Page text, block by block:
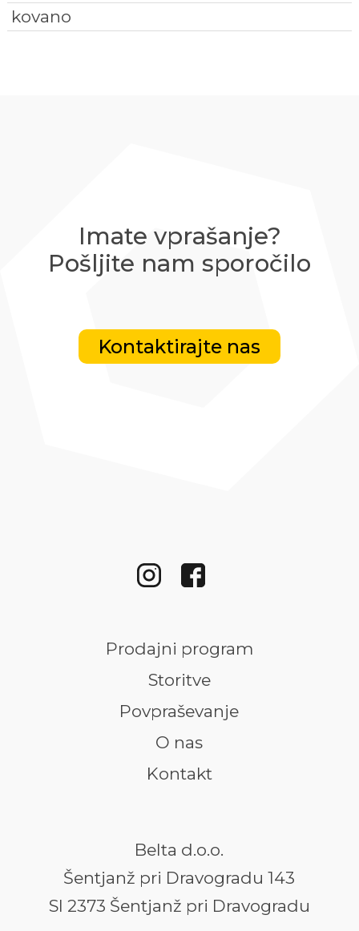
kovano
Imate vprašanje?
Pošljite nam sporočilo
Kontaktirajte nas
Prodajni program
Storitve
Povpraševanje
O nas
Kontakt
Belta d.o.o.
Šentjanž pri Dravogradu 143
SI 2373 Šentjanž pri Dravogradu